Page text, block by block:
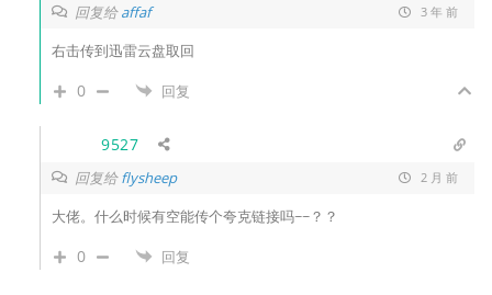
回复给affaf 3 年 前
右击传到迅雷云盘取回
0 回复
9527
回复给flysheep 2 月 前
大佬。什么时候有空能传个夸克链接吗~~？？
0 回复